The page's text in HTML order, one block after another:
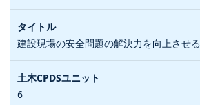
建設現場の安全問題の解決力を向上させる
6